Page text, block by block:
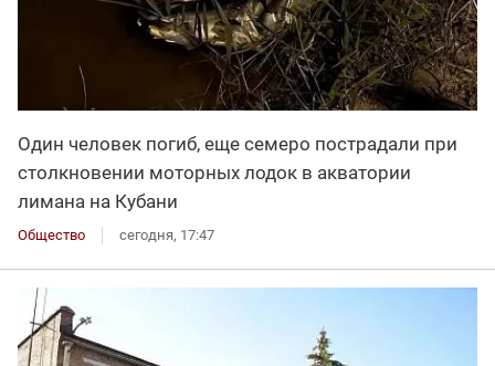
Один человек погиб, еще семеро пострадали при
столкновении моторных лодок в акватории
лимана на Кубани
Общество сегодня, 17:47